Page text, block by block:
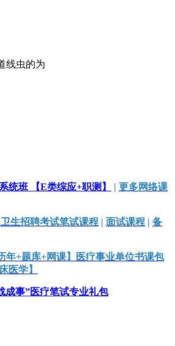
虫的为
统班 【E类综应+职测】 | 更多网络课
生招聘考试笔试课程 | 面试课程 | 备
年+题库+网课】
医疗事业单位书课包
医学】
成事”医疗笔试专业礼包